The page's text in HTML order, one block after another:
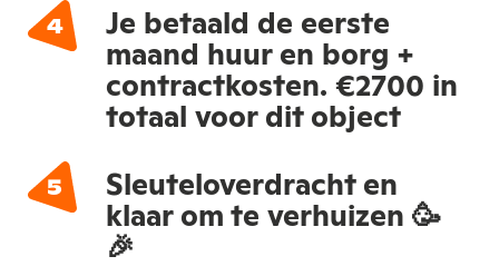
Je betaald de eerste
maand huur en borg +
contractkosten. €2700 in
totaal voor dit object
Sleuteloverdracht en
klaar om te verhuizen 🥳
🎉